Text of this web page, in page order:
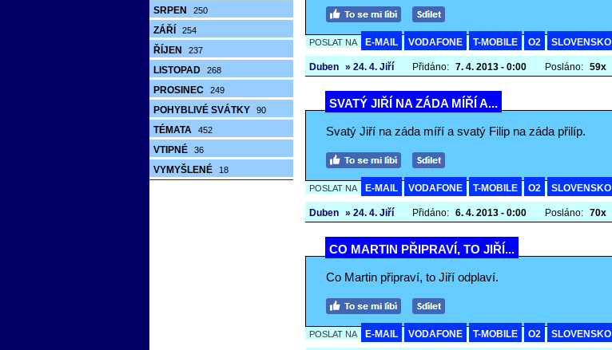
SRPEN 250
ZÁŘÍ 254
ŘÍJEN 237
LISTOPAD 268
PROSINEC 249
POHYBLIVÉ SVÁTKY 90
TÉMATA 452
VTIPNÉ 36
VYMYŠLENÉ 18
POSLAT NA E-MAIL VODAFONE T-MOBILE O2 SLOVENSKO
Duben » 24. 4. Jiří Přidáno: 7. 4. 2013 - 0:00 Posláno: 59x
SVATÝ JIŘÍ NA ZÁDA MÍŘÍ A...
Svatý Jiří na záda míří a svatý Filip na záda přilíp.
POSLAT NA E-MAIL VODAFONE T-MOBILE O2 SLOVENSKO
Duben » 24. 4. Jiří Přidáno: 6. 4. 2013 - 0:00 Posláno: 70x
CO MARTIN PŘIPRAVÍ, TO JIŘÍ...
Co Martin připraví, to Jiří odplaví.
POSLAT NA E-MAIL VODAFONE T-MOBILE O2 SLOVENSKO